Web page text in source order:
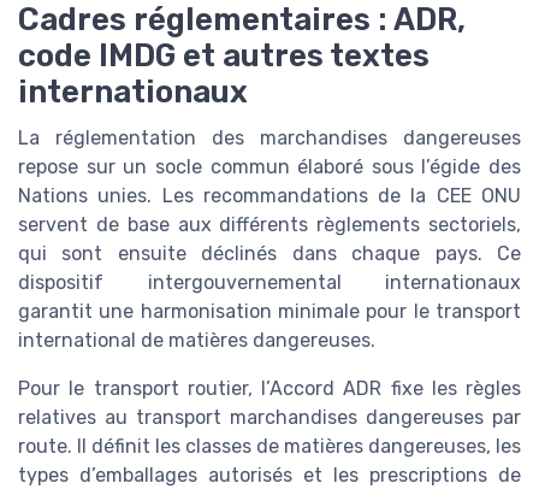
Cadres réglementaires : ADR,
code IMDG et autres textes
internationaux
La réglementation des marchandises dangereuses
repose sur un socle commun élaboré sous l’égide des
Nations unies. Les recommandations de la CEE ONU
servent de base aux différents règlements sectoriels,
qui sont ensuite déclinés dans chaque pays. Ce
dispositif intergouvernemental internationaux
garantit une harmonisation minimale pour le transport
international de matières dangereuses.
Pour le transport routier, l’Accord ADR fixe les règles
relatives au transport marchandises dangereuses par
route. Il définit les classes de matières dangereuses, les
types d’emballages autorisés et les prescriptions de